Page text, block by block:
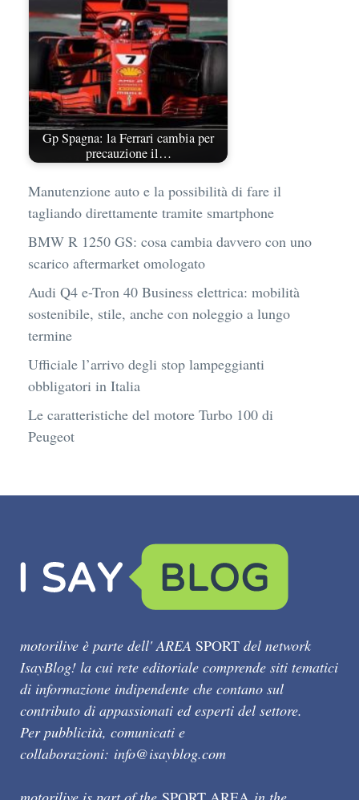
Gp Spagna: la Ferrari cambia per
precauzione il…
Manutenzione auto e la possibilità di fare il
tagliando direttamente tramite smartphone
BMW R 1250 GS: cosa cambia davvero con uno
scarico aftermarket omologato
Audi Q4 e-Tron 40 Business elettrica: mobilità
sostenibile, stile, anche con noleggio a lungo
termine
Ufficiale l’arrivo degli stop lampeggianti
obbligatori in Italia
Le caratteristiche del motore Turbo 100 di
Peugeot
motorilive è parte dell' AREA SPORT del network
IsayBlog! la cui rete editoriale comprende siti tematici
di informazione indipendente che contano sul
contributo di appassionati ed esperti del settore.
Per pubblicità, comunicati e
collaborazioni: info@isayblog.com